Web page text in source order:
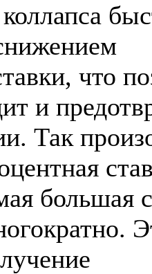
что
и
Так
большая